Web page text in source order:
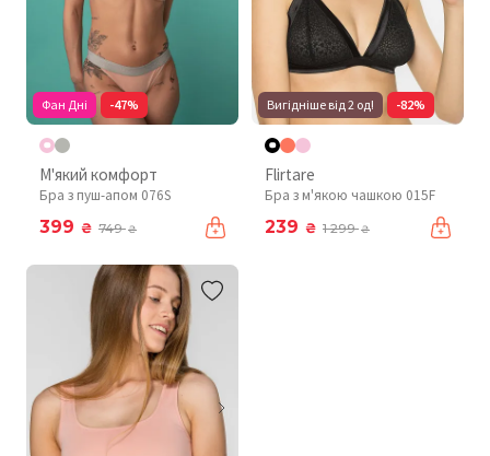
Фан Дні -47%
М'який комфорт
Бра з пуш-апом 076S
399 ₴ 749₴
Вигідніше від 2 од! -82%
Flirtare
Бра з м'якою чашкою 015F
239 ₴ 1 299₴